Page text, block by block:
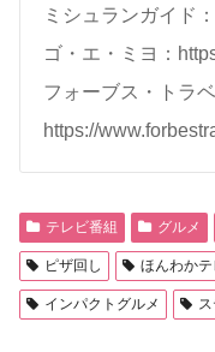
ミシュランガイド
ゴ・エ・ミヨ：
フォーブス・トラ
https://
テレビ番組 グルメ
ピザ回し ほんわか
インパクトグルメ